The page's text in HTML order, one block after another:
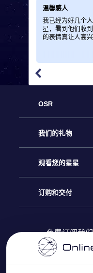
温馨感人
我已经为好几个
星，看到他们收
的表情真让人高兴
OSR
客户服务
联系我们
博客
评论
我们的礼物
Online Star礼物
OSR 礼物包
OSR 礼物卡
观看您的星星
Online Star
个性化的Star
订购和交付
付款信息
免费订阅我